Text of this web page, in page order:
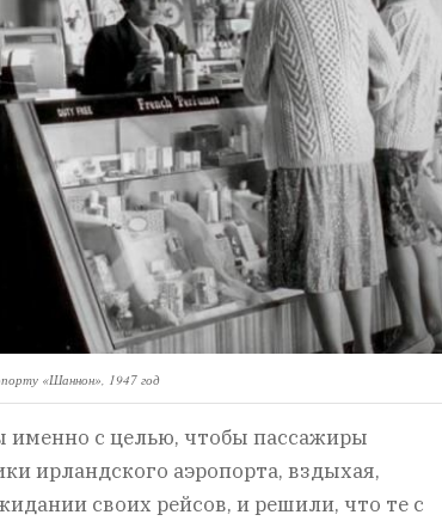
«Шаннон», 1947 год
именно с целью, чтобы пассажиры
ирландского аэропорта, вздыхая,
своих рейсов, и решили, что те с